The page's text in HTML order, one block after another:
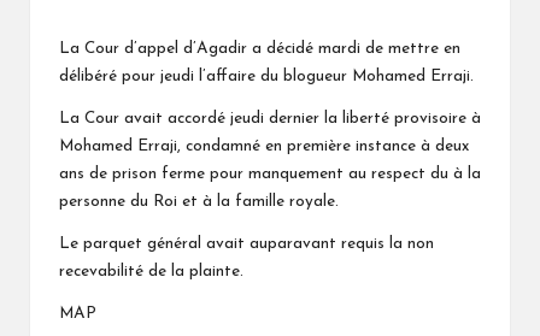
La Cour d’appel d’Agadir a décidé mardi de mettre en
délibéré pour jeudi l’affaire du blogueur Mohamed Erraji.
La Cour avait accordé jeudi dernier la liberté provisoire à
Mohamed Erraji, condamné en première instance à deux
ans de prison ferme pour manquement au respect du à la
personne du Roi et à la famille royale.
Le parquet général avait auparavant requis la non
recevabilité de la plainte.
MAP